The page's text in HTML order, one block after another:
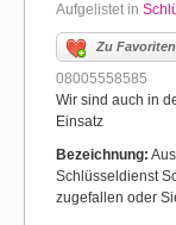
Aufgelistet in
Zu
08005558585
Wir sind auch in
Einsatz
Bezeichnung:
Schlüsseldienst
zugefallen oder